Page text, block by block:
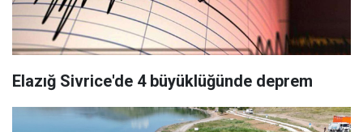
Elazığ Sivrice'de 4 büyüklüğünde deprem